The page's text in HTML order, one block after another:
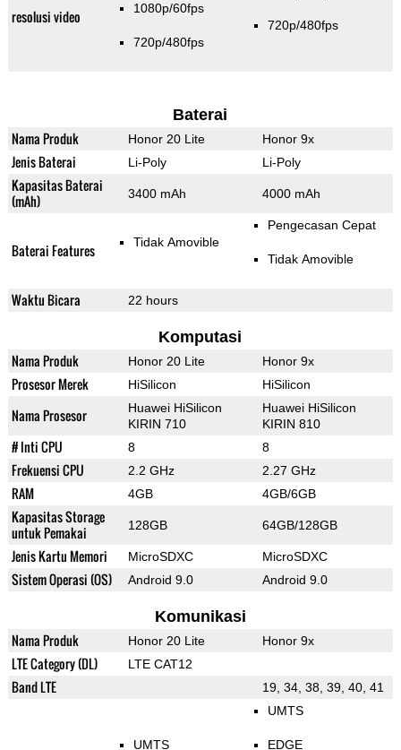
resolusi video 1080p/60fps
720p/480fps
720p/480fps
Baterai
Nama Produk Honor 20 Lite Honor 9x
Jenis Baterai Li-Poly Li-Poly
Kapasitas Baterai
(mAh)
3400 mAh 4000 mAh
Baterai Features Tidak Amovible
Pengecasan Cepat
Tidak Amovible
Waktu Bicara 22 hours
Komputasi
Nama Produk Honor 20 Lite Honor 9x
Prosesor Merek HiSilicon HiSilicon
Nama Prosesor
Huawei HiSilicon
KIRIN 710
Huawei HiSilicon
KIRIN 810
# Inti CPU 8 8
Frekuensi CPU 2.2 GHz 2.27 GHz
RAM 4GB 4GB/6GB
Kapasitas Storage
untuk Pemakai
128GB 64GB/128GB
Jenis Kartu Memori MicroSDXC MicroSDXC
Sistem Operasi (OS) Android 9.0 Android 9.0
Komunikasi
Nama Produk Honor 20 Lite Honor 9x
LTE Category (DL) LTE CAT12
Band LTE 19, 34, 38, 39, 40, 41
UMTS
UMTS
EDGE